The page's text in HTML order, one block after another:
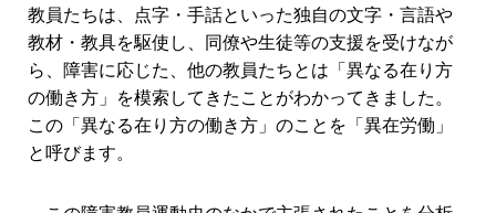
教員たちは、点字・手話といった独自の文字・言語や
教材・教具を駆使し、同僚や生徒等の支援を受けなが
ら、障害に応じた、他の教員たちとは「異なる在り方
の働き方」を模索してきたことがわかってきました。
この「異なる在り方の働き方」のことを「異在労働」
と呼びます。